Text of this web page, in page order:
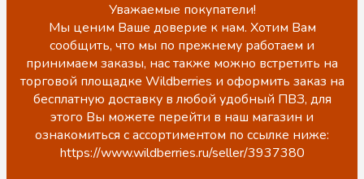
Уважаемые покупатели!
Мы ценим Ваше доверие к нам. Хотим Вам
сообщить, что мы по прежнему работаем и
принимаем заказы, нас также можно встретить на
торговой площадке Wildberries и оформить заказ на
бесплатную доставку в любой удобный ПВЗ, для
этого Вы можете перейти в наш магазин и
ознакомиться с ассортиментом по ссылке ниже:
https://www.wildberries.ru/seller/3937380